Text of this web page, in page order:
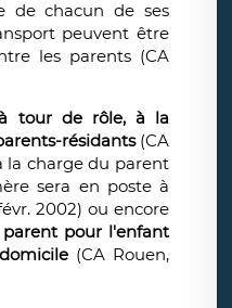
de chacun de ses
peuvent être
les parents (CA
tour de rôle, à la
résidants(CA
la charge du parent
sera en poste à
2002) ou encore
pour l'enfant
(CA Rouen,